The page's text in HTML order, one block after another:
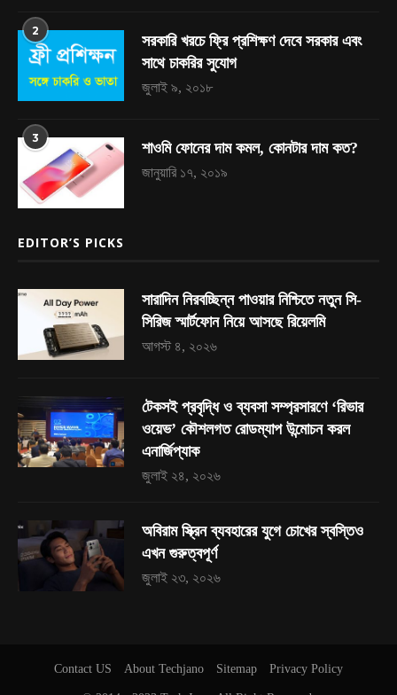
2
সরকারি খরচে ফ্রি প্রশিক্ষণ দেবে সরকার এবং
সাথে চাকরির সুযোগ
জুলাই ৯, ২০১৮
3
শাওমি ফোনের দাম কমল, কোনটার দাম কত?
জানুয়ারি ১৭, ২০১৯
EDITOR’S PICKS
সারাদিন নিরবচ্ছিন্ন পাওয়ার নিশ্চিতে নতুন সি-
সিরিজ স্মার্টফোন নিয়ে আসছে রিয়েলমি
আগস্ট ৪, ২০২৬
টেকসই প্রবৃদ্ধি ও ব্যবসা সম্প্রসারণে ‘রিভার
ওয়েভ’ কৌশলগত রোডম্যাপ উন্মোচন করল
এনার্জিপ্যাক
জুলাই ২৪, ২০২৬
অবিরাম স্ক্রিন ব্যবহারের যুগে চোখের স্বস্তিও
এখন গুরুত্বপূর্ণ
জুলাই ২৩, ২০২৬
Contact US About Techjano Sitemap Privacy Policy